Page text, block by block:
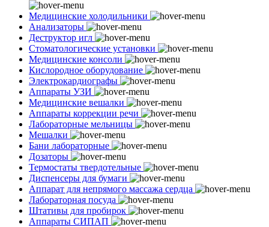
Медицинские холодильники
Анализаторы
Деструктор игл
Стоматологические установки
Медицинские консоли
Кислородное оборудование
Электрокардиографы
Аппараты УЗИ
Медицинские вешалки
Аппараты коррекции речи
Лабораторные мельницы
Мешалки
Бани лабораторные
Дозаторы
Термостаты твердотельные
Диспенсеры для бумаги
Аппарат для непрямого массажа сердца
Лабораторная посуда
Штативы для пробирок
Аппараты СИПАП